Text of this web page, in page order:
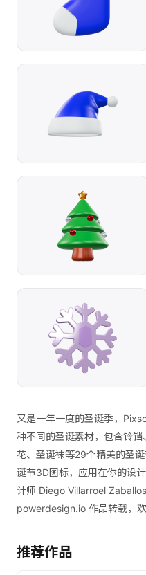
又是一年一度的圣诞季，
种不同的圣诞素材，包含铃
花、圣诞袜等29个精美的圣
诞节3D图标，应用在你的设
计师 Diego Villarroel
powerdesign.io 作品转载，
推荐作品